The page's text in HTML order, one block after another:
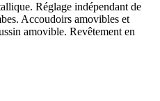
Réglage indépendant de
Accoudoirs amovibles et
amovible. Revêtement en